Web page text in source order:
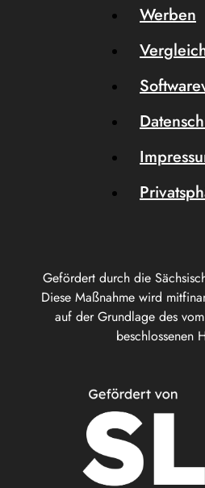
Gefördert durch die
Diese Maßnahme wird
auf der Grundlage des
beschlossenen
Werben